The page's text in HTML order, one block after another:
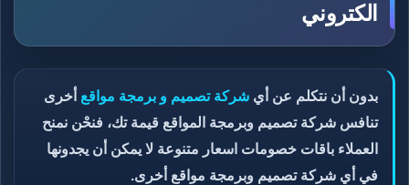
الكتروني
بدون أن نتكلم عن أي شركة تصميم و برمجة مواقع أخرى
تنافس شركة تصميم وبرمجة المواقع قيمة تك، فنحْن نمنح
العملاء باقات خصومات اسعار متنوعة لا يمكن أن يجدونها
في أي شركة تصميم وبرمجة مواقع أخرى.